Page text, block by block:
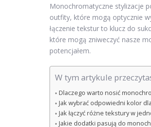
Monochromatyczne stylizacje
outfity, które mogą optycznie
łączenie tekstur to klucz do
które mogą zniweczyć nasze
potencjałem.
W tym artykule
Dlaczego warto nosić
Jak wybrać odpowiedni kolor
Jak łączyć różne tekstury w
Jakie dodatki pasują do